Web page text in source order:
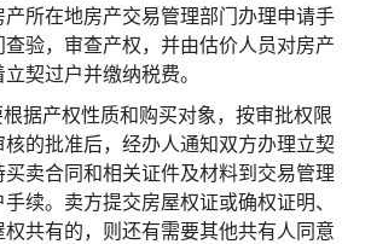
所在地房产交易管理部门办理申请手
验，审查产权，并由估价人员对房产
契过户并缴纳税费。
据产权性质和购买对象，按审批权限
的批准后，经办人通知双方办理立契
卖合同和相关证件及材料到交易管理
续。卖方提交房屋权证或确权证明、
共有的，则还有需要其他共有人同意